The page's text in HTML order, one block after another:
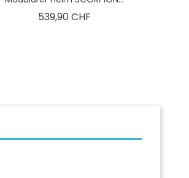
539,90 CHFPreis